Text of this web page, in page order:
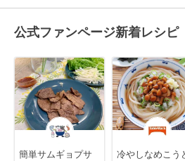
公式ファンページ新着レシピ
簡単サムギョプサ
冷やしなめこう